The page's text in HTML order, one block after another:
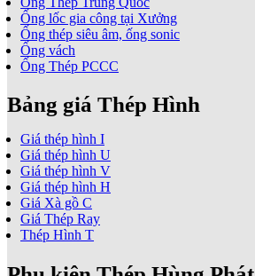
Ống lốc gia công tại Xưởng
Ống thép siêu âm, ống sonic
Ống vách
Ống Thép PCCC
Bảng giá Thép Hình
Giá thép hình I
Giá thép hình U
Giá thép hình V
Giá thép hình H
Giá Xà gồ C
Giá Thép Ray
Thép Hình T